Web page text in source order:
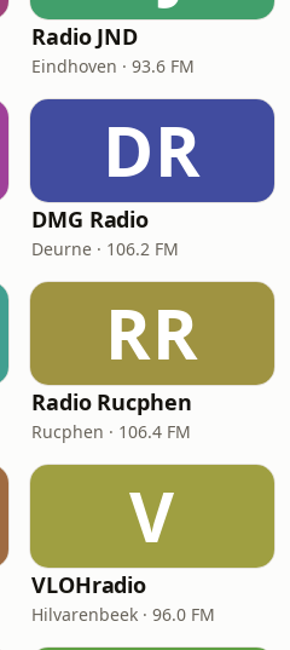
Radio JND
Eindhoven · 93.6 FM
DR
DMG Radio
Deurne · 106.2 FM
RR
Radio Rucphen
Rucphen · 106.4 FM
V
VLOHradio
Hilvarenbeek · 96.0 FM